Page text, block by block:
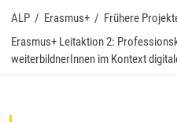
ALP / Erasmus+ / Frühere
Erasmus+ Leitaktion 2:
weiterbildnerInnen im Kontext